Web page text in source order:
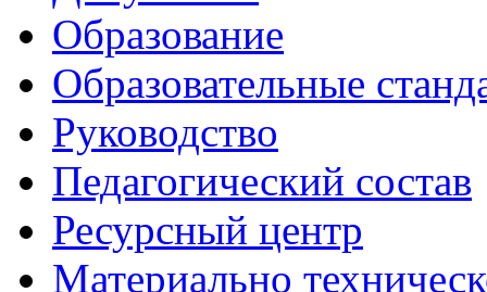
Образование
Образовательные
Руководство
Педагогический состав
Ресурсный центр
Материально